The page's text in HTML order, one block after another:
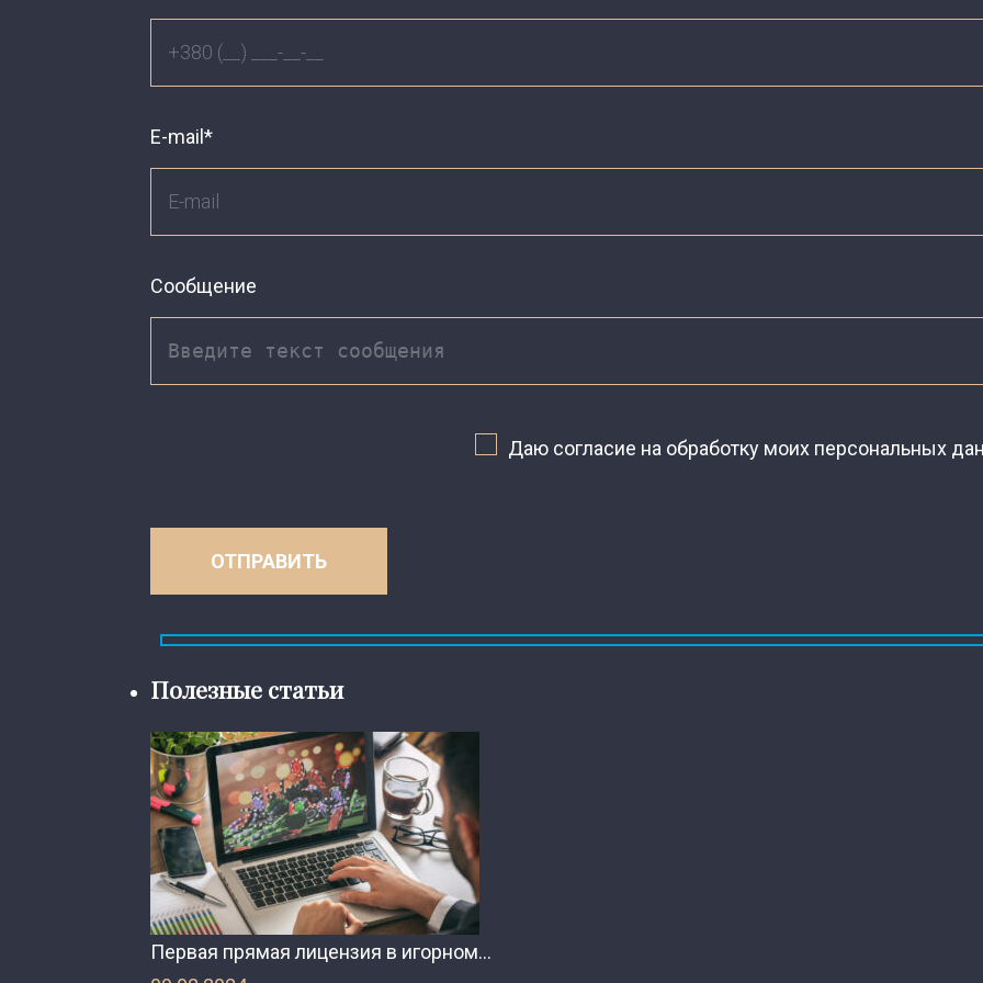
E-mail*
Сообщение
Даю согласие на обработку моих персональных
Полезные статьи
Первая прямая лицензия в игорном…